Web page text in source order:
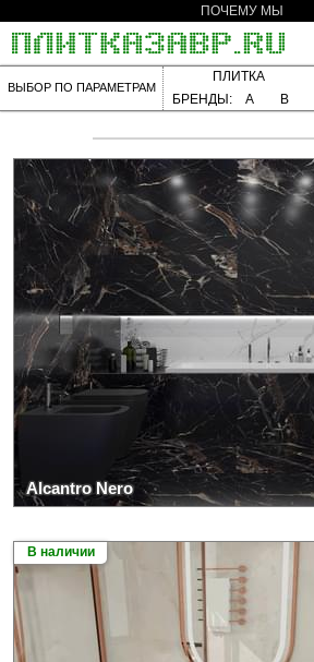
ПОЧЕМУ МЫ
ВЫБОР ПО ПАРАМЕТРАМ
ПЛИТКА
БРЕНДЫ:
A B
Alcantro Nero
В наличии